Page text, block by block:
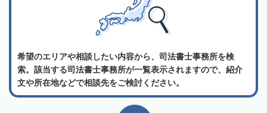
希望のエリアや相談したい内容から、司法書士事務所を検
索。該当する司法書士事務所が一覧表示されますので、紹介
文や所在地などで相談先をご検討ください。